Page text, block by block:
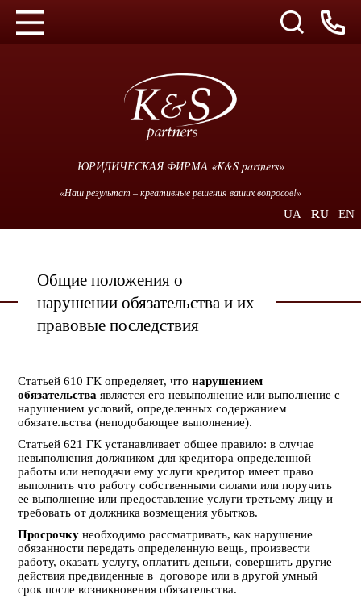
ЮРИДИЧЕСКАЯ ФИРМА «K&S partners»
«Наш результат – креативные решения ваших вопросов!»
UA RU EN
Общие положения о
нарушении обязательства и их
правовые последствия
Статьей 610 ГК определяет, чтонарушением
обязательства является его невыполнение или выполнение с
нарушением условий, определенных содержанием
обязательства (неподобающее выполнение).
Статьей 621 ГК устанавливает общее правило: в случае
невыполнения должником для кредитора определенной
работы или неподачи ему услуги кредитор имеет право
выполнить что работу собственными силами или поручить
ее выполнение или предоставление услуги третьему лицу и
требовать от должника возмещения убытков.
Просрочку необходимо рассматривать, как нарушение
обязанности передать определенную вещь, произвести
работу, оказать услугу, оплатить деньги, совершить другие
действия предвиденные в договоре или в другой умный
срок после возникновения обязательства.